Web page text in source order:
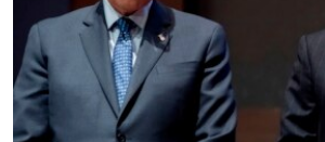
Learning English
СОЦИАЛЬНЫЕ СЕТИ